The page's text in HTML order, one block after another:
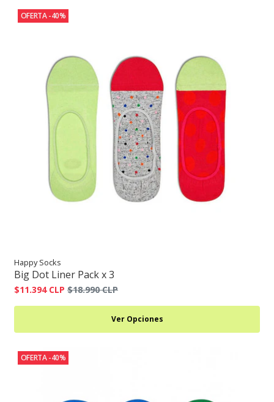
OFERTA -40%
Happy Socks
Big Dot Liner Pack x 3
$11.394 CLP $18.990 CLP
Ver Opciones
OFERTA -40%